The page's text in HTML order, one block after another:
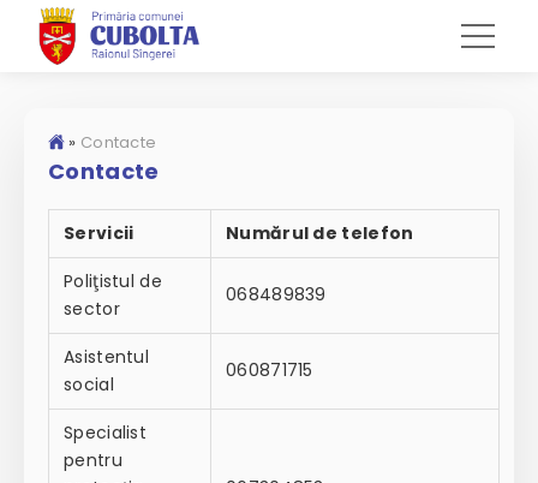
» Contacte
Contacte
Servicii
Numărul de telefon
Poliţistul de
sector
068489839
Asistentul
social
060871715
Specialist
pentru